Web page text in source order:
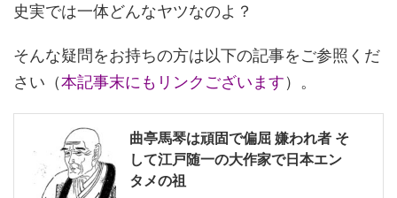
史実では一体どんなヤツなのよ？
そんな疑問をお持ちの方は以下の記事をご参照くだ
さい（本記事末にもリンクございます）。
曲亭馬琴は頑固で偏屈 嫌われ者 そ
して江戸随一の大作家で日本エン
タメの祖